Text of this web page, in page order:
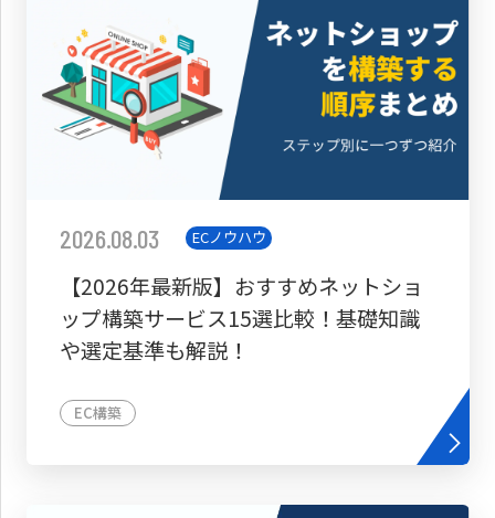
2026.08.03 ECノウハウ
【2026年最新版】おすすめネットショ
ップ構築サービス15選比較！基礎知識
や選定基準も解説！
EC構築